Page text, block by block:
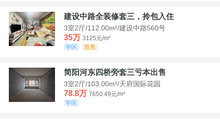
建设中路全装修套三，拎包入住
3室2厅/112.00m²/建设中路560号
35万 3125元/m²
学区
急售
简阳河东四桥旁套三亏本出售
3室2厅/103.00m²/天府国际花园
78.8万 7650.49元/m²
学区